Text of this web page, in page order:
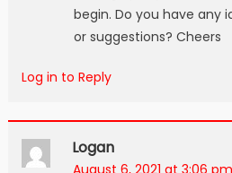
begin. Do you have any
or suggestions? Cheers
Log in to Reply
Logan
August 6, 2021 at 3:06 pm